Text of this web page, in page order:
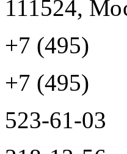
111524,
+7 (495)
+7 (495)
523-61-03